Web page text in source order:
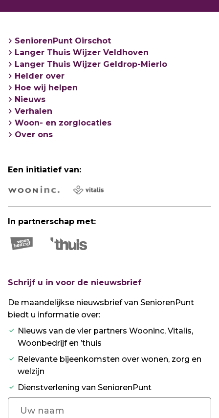
SeniorenPunt Oirschot
Langer Thuis Wijzer Veldhoven
Langer Thuis Wijzer Geldrop-Mierlo
Helder over
Hoe wij helpen
Nieuws
Verhalen
Woon- en zorglocaties
Over ons
Een initiatief van:
In partnerschap met:
Schrijf u in voor de nieuwsbrief
De maandelijkse nieuwsbrief van SeniorenPunt
biedt u informatie over:
Nieuws van de vier partners Wooninc, Vitalis,
Woonbedrijf en ’thuis
Relevante bijeenkomsten over wonen, zorg en
welzijn
Dienstverlening van SeniorenPunt